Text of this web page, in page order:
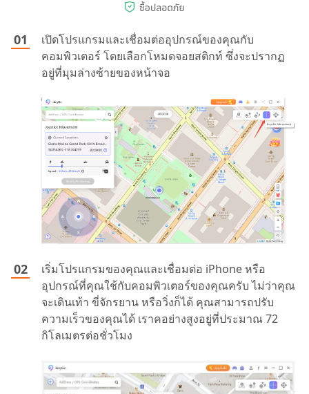
เปิดโปรแกรมและเชื่อมต่ออุปกรณ์ของคุณกับ
คอมพิวเตอร์ โดยเลือกโหมดจอยสติกท์ ซึ่งจะปรากฏ
อยู่ที่มุมล่างซ้ายของหน้าจอ
เริ่มโปรแกรมของคุณและเชื่อมต่อ iPhone หรือ
อุปกรณ์ที่คุณใช้กับคอมพิวเตอร์ของคุณครับ ไม่ว่าคุณ
จะเดินเท้า ขี่จักรยาน หรือวิ่งก็ได้ คุณสามารถปรับ
ความเร็วของคุณได้ เราคอย่างสูงอยู่ที่ประมาณ 72
กิโลเมตรต่อชั่วโมง